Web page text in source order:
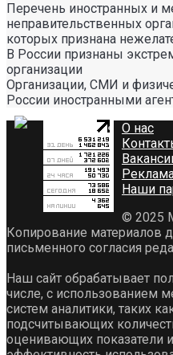
Перечень иностранных и
неправительственных
которых признана
В России признаны
организации
Организации, СМИ и
России иностранными
О нас
Наши
© 2025
Копирование материалов
письменного согласия
Наш сайт обрабатывает
числе, с использованием
систем аналитики, таких
подсчитывающих
оценивающих показатели